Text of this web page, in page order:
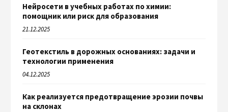
Нейросети в учебных работах по химии:
помощник или риск для образования
21.12.2025
Геотекстиль в дорожных основаниях: задачи и
технологии применения
04.12.2025
Как реализуется предотвращение эрозии почвы
на склонах